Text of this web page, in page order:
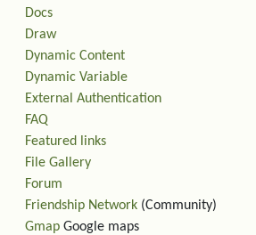
Docs
Draw
Dynamic Content
Dynamic Variable
External Authentication
FAQ
Featured links
File Gallery
Forum
Friendship Network (Community)
Gmap Google maps